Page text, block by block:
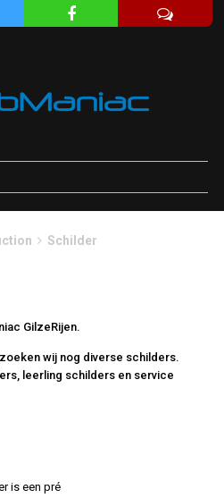
Schilder
GilzeRijen.
wij nog diverse schilders.
leerling schilders en service
is een pré